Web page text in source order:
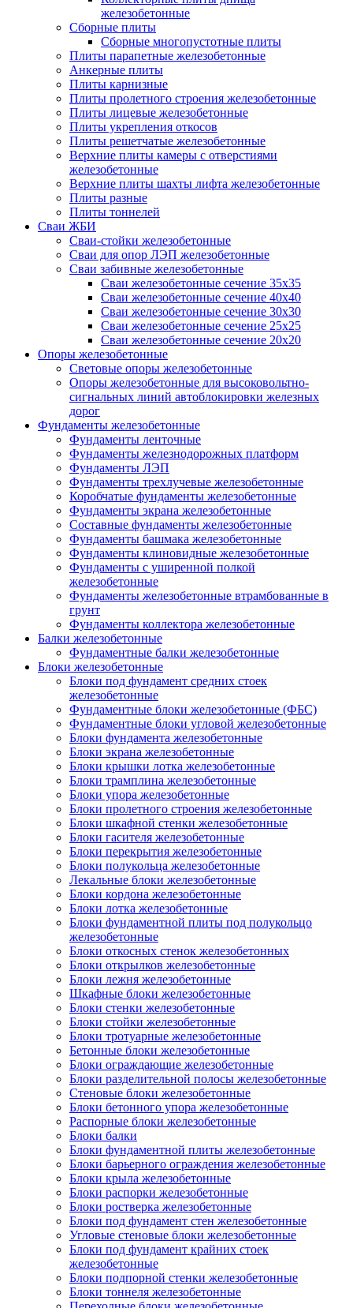
железобетонные
Сборные плиты
Сборные многопустотные плиты
Плиты парапетные железобетонные
Анкерные плиты
Плиты карнизные
Плиты пролетного строения железобетонные
Плиты лицевые железобетонные
Плиты укрепления откосов
Плиты решетчатые железобетонные
Верхние плиты камеры с отверстиями
железобетонные
Верхние плиты шахты лифта железобетонные
Плиты разные
Плиты тоннелей
Сваи ЖБИ
Сваи-стойки железобетонные
Сваи для опор ЛЭП железобетонные
Сваи забивные железобетонные
Сваи железобетонные сечение 35x35
Сваи железобетонные сечение 40x40
Сваи железобетонные сечение 30x30
Сваи железобетонные сечение 25x25
Сваи железобетонные сечение 20x20
Опоры железобетонные
Световые опоры железобетонные
Опоры железобетонные для высоковольтно-
сигнальных линий автоблокировки железных
дорог
Фундаменты железобетонные
Фундаменты ленточные
Фундаменты железнодорожных платформ
Фундаменты ЛЭП
Фундаменты трехлучевые железобетонные
Коробчатые фундаменты железобетонные
Фундаменты экрана железобетонные
Составные фундаменты железобетонные
Фундаменты башмака железобетонные
Фундаменты клиновидные железобетонные
Фундаменты с уширенной полкой
железобетонные
Фундаменты железобетонные втрамбованные в
грунт
Фундаменты коллектора железобетонные
Балки железобетонные
Фундаментные балки железобетонные
Блоки железобетонные
Блоки под фундамент средних стоек
железобетонные
Фундаментные блоки железобетонные (ФБС)
Фундаментные блоки угловой железобетонные
Блоки фундамента железобетонные
Блоки экрана железобетонные
Блоки крышки лотка железобетонные
Блоки трамплина железобетонные
Блоки упора железобетонные
Блоки пролетного строения железобетонные
Блоки шкафной стенки железобетонные
Блоки гасителя железобетонные
Блоки перекрытия железобетонные
Блоки полукольца железобетонные
Лекальные блоки железобетонные
Блоки кордона железобетонные
Блоки лотка железобетонные
Блоки фундаментной плиты под полукольцо
железобетонные
Блоки откосных стенок железобетонных
Блоки открылков железобетонные
Блоки лежня железобетонные
Шкафные блоки железобетонные
Блоки стенки железобетонные
Блоки стойки железобетонные
Блоки тротуарные железобетонные
Бетонные блоки железобетонные
Блоки ограждающие железобетонные
Блоки разделительной полосы железобетонные
Стеновые блоки железобетонные
Блоки бетонного упора железобетонные
Распорные блоки железобетонные
Блоки балки
Блоки фундаментной плиты железобетонные
Блоки барьерного ограждения железобетонные
Блоки крыла железобетонные
Блоки распорки железобетонные
Блоки ростверка железобетонные
Блоки под фундамент стен железобетонные
Угловые стеновые блоки железобетонные
Блоки под фундамент крайних стоек
железобетонные
Блоки подпорной стенки железобетонные
Блоки тоннеля железобетонные